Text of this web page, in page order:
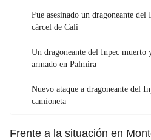
Fue asesinado un dragoneante
cárcel de Cali
Un dragoneante del Inpec muerto
armado en Palmira
Nuevo ataque a dragoneante del
camioneta
Frente a la situación en